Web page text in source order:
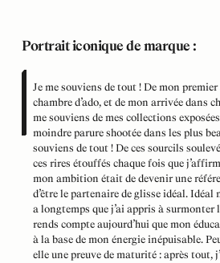
Portrait iconique de marque :
Je me souviens de tout ! De mon
chambre d’ado, et de mon arrivée dans
me souviens de mes collections
moindre parure shootée dans les plus
souviens de tout ! De ces sourcils
ces rires étouffés chaque fois que
mon ambition était de devenir une
d’être le partenaire de glisse idéal.
a longtemps que j’ai appris à surmonter
rends compte aujourd’hui que mon
à la base de mon énergie inépuisable.
elle une preuve de maturité : après tout,